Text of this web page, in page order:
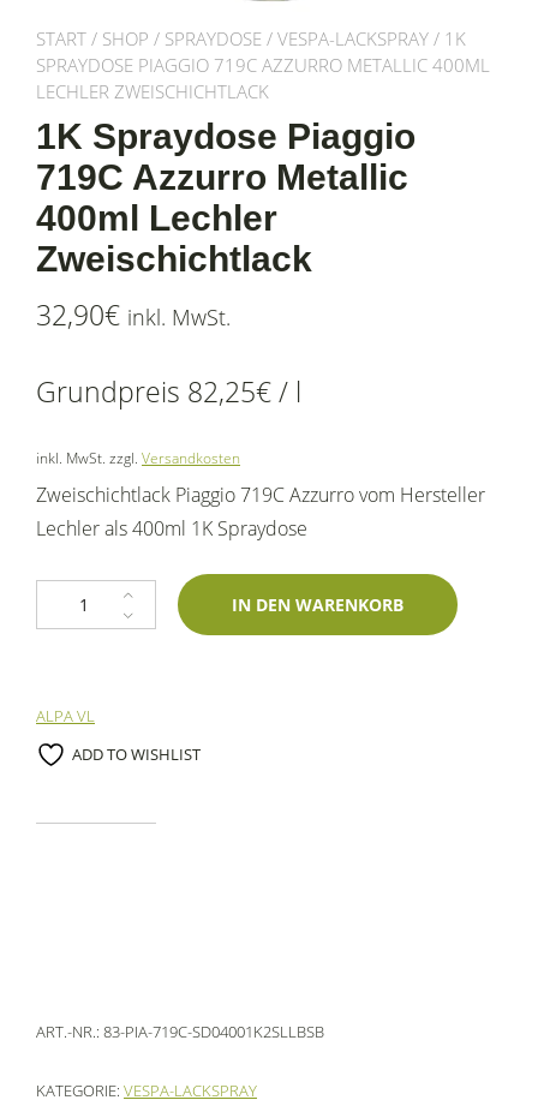
START / SHOP / SPRAYDOSE / VESPA-LACKSPRAY / 1K
SPRAYDOSE PIAGGIO 719C AZZURRO METALLIC 400ML
LECHLER ZWEISCHICHTLACK
1K Spraydose Piaggio
719C Azzurro Metallic
400ml Lechler
Zweischichtlack
32,90€ inkl. MwSt.
Grundpreis 82,25€/ l
inkl. MwSt. zzgl. Versandkosten
Zweischichtlack Piaggio 719C Azzurro vom Hersteller
Lechler als 400ml 1K Spraydose
1K Spraydose Piaggio 719C Azzurro Metallic 400ml Lechler
IN DEN WARENKORB
ALPA VL
ADD TO WISHLIST
ART.-NR.: 83-PIA-719C-SD04001K2SLLBSB
KATEGORIE: VESPA-LACKSPRAY